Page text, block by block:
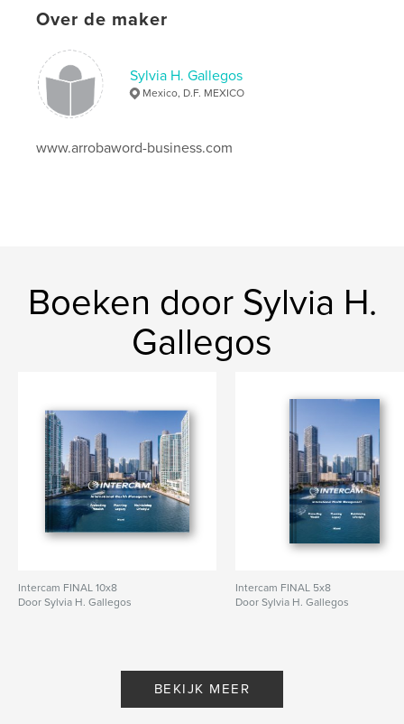
Over de maker
Sylvia H. Gallegos
Mexico, D.F. MEXICO
www.arrobaword-business.com
Boeken door Sylvia H.
Gallegos
Intercam FINAL 10x8
Door Sylvia H. Gallegos
Intercam FINAL 5x8
Door Sylvia H. Gallegos
BEKIJK MEER